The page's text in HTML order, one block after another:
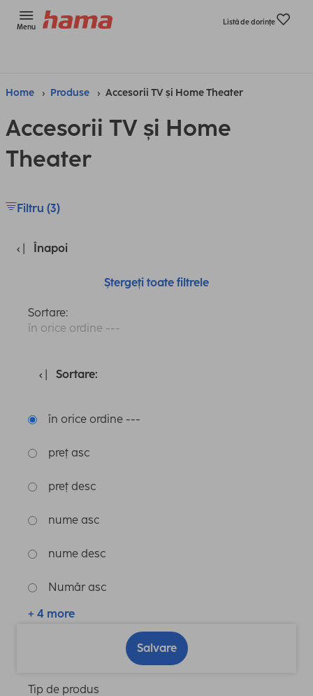
Menu
Listă de dorinţe
Home Produse Accesorii TV și Home Theater
Accesorii TV și Home
Theater
Filtru (3)
Înapoi
Ștergeți toate filtrele
Sortare:
în orice ordine ---
Sortare:
în orice ordine ---
preț asc
preț desc
nume asc
nume desc
Număr asc
+ 4 more
Salvare
Tip de produs